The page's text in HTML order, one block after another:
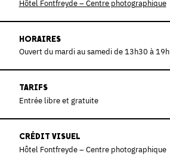
Hôtel Fontfreyde – Centre photographique
HORAIRES
Ouvert du mardi au samedi de 13h30 à 19h
TARIFS
Entrée libre et gratuite
CRÉDIT VISUEL
Hôtel Fontfreyde – Centre photographique